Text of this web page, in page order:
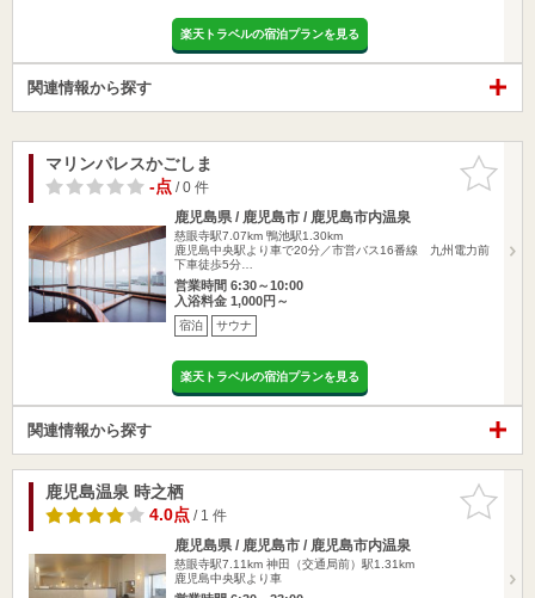
楽天トラベルの宿泊プランを見る
関連情報から探す
お気に入
りに追加
マリンパレスかごしま
-点/ 0 件
鹿児島県 / 鹿児島市 / 鹿児島市内温泉
慈眼寺駅7.07km 鴨池駅1.30km
鹿児島中央駅より車で20分／市営バス16番線 九州電力前
下車徒歩5分…
営業時間 6:30～10:00
入浴料金 1,000円～
宿泊 サウナ
楽天トラベルの宿泊プランを見る
関連情報から探す
お気に入
りに追加
鹿児島温泉 時之栖
4.0点/ 1 件
鹿児島県 / 鹿児島市 / 鹿児島市内温泉
慈眼寺駅7.11km 神田（交通局前）駅1.31km
鹿児島中央駅より車